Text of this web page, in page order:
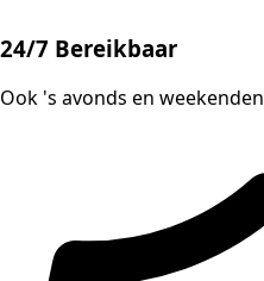
24/7 Bereikbaar
Ook 's avonds en weekenden